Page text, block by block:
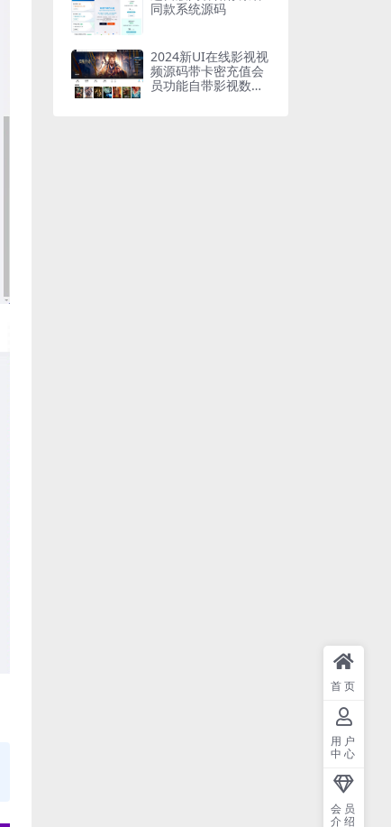
同款系统源码
2024新UI在线影视视
频源码带卡密充值会
员功能自带影视数据
首页
用户
中心
会员
介绍